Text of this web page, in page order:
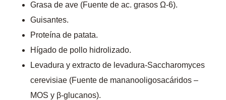
Grasa de ave (Fuente de ac. grasos Ω-6).
Guisantes.
Proteína de patata.
Hígado de pollo hidrolizado.
Levadura y extracto de levadura-Saccharomyces
cerevisiae (Fuente de mananooligosacáridos –
MOS y β-glucanos).